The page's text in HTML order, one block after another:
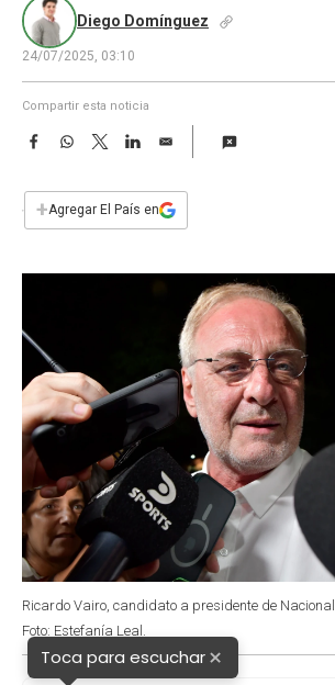
Diego Domínguez
24/07/2025, 03:10
Compartir esta noticia
F
e
b
W
s
T
w
t
L
E
i
l
+Agregar El País en
Ricardo Vairo, candidato a presidente de Nacional.
Foto: Estefanía Leal.
Toca para escuchar×